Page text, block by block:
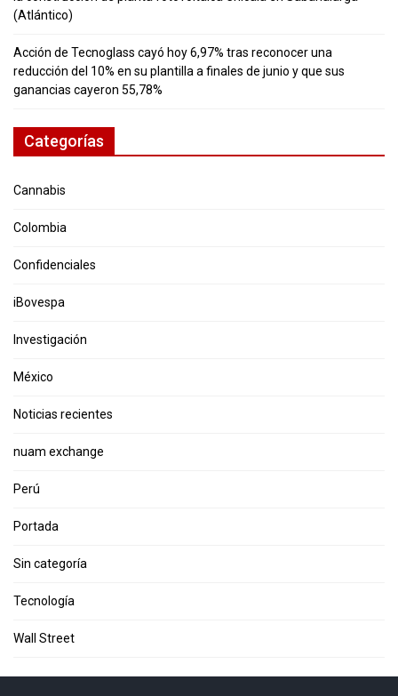
(Atlántico)
Acción de Tecnoglass cayó hoy 6,97% tras reconocer una
reducción del 10% en su plantilla a finales de junio y que sus
ganancias cayeron 55,78%
Categorías
Cannabis
Colombia
Confidenciales
iBovespa
Investigación
México
Noticias recientes
nuam exchange
Perú
Portada
Sin categoría
Tecnología
Wall Street